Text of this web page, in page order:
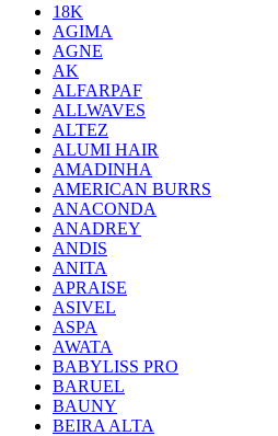
18K
AGIMA
AGNE
AK
ALFARPAF
ALLWAVES
ALTEZ
ALUMI HAIR
AMADINHA
AMERICAN BURRS
ANACONDA
ANADREY
ANDIS
ANITA
APRAISE
ASIVEL
ASPA
AWATA
BABYLISS PRO
BARUEL
BAUNY
BEIRA ALTA